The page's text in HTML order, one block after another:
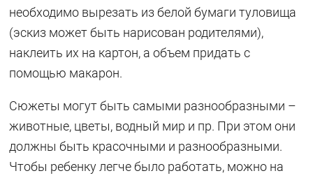
необходимо вырезать из белой бумаги туловища
(эскиз может быть нарисован родителями),
наклеить их на картон, а объем придать с
помощью макарон.
Сюжеты могут быть самыми разнообразными –
животные, цветы, водный мир и пр. При этом они
должны быть красочными и разнообразными.
Чтобы ребенку легче было работать, можно на